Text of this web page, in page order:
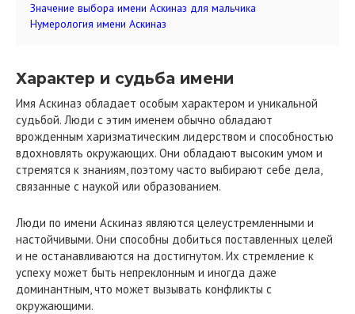
Значение выбора имени Аскиназ для мальчика
Нумерология имени Аскиназ
Характер и судьба имени
Имя Аскиназ обладает особым характером и уникальной
судьбой. Люди с этим именем обычно обладают
врожденным харизматическим лидерством и способностью
вдохновлять окружающих. Они обладают высоким умом и
стремятся к знаниям, поэтому часто выбирают себе дела,
связанные с наукой или образованием.
Люди по имени Аскиназ являются целеустремленными и
настойчивыми. Они способны добиться поставленных целей
и не останавливаются на достигнутом. Их стремление к
успеху может быть непреклонным и иногда даже
доминантным, что может вызывать конфликты с
окружающими.